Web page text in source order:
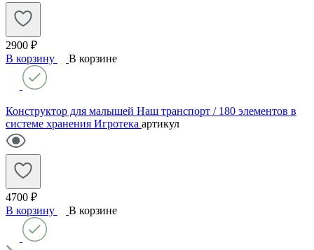
2900 ₽
В корзину
В корзине
Конструктор для малышей Наш транспорт / 180 элементов в
системе хранения Игротека артикул
4700 ₽
В корзину
В корзине